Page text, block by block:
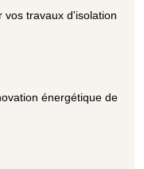
vos travaux d'isolation
énergétique de